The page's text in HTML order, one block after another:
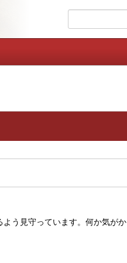
う見守っています。何か気が